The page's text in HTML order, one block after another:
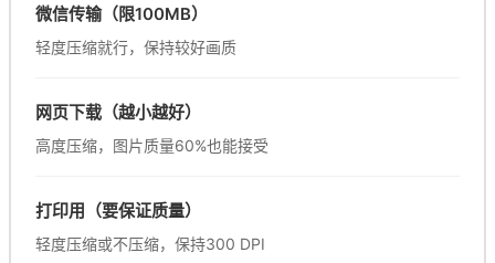
微信传输（限100MB）
轻度压缩就行，保持较好画质
网页下载（越小越好）
高度压缩，图片质量60%也能接受
打印用（要保证质量）
轻度压缩或不压缩，保持300 DPI